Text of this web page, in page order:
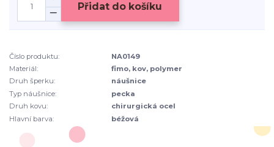
Přidat do košíku
Číslo produktu:
NA0149
Materiál:
fimo, kov, polymer
Druh šperku:
náušnice
Typ náušnice:
pecka
Druh kovu:
chirurgická ocel
Hlavní barva:
béžová